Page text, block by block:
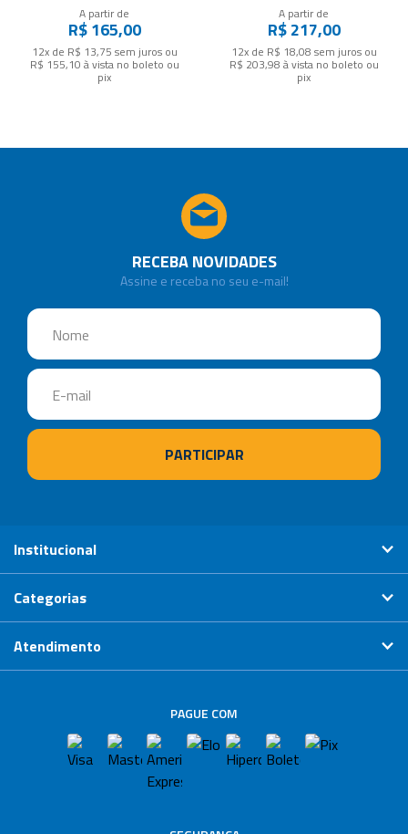
A partir de
R$ 165,00
12x de R$ 13,75 sem jurosou
R$ 155,10 à vista no boleto ou
pix
A partir de
R$ 217,00
12x de R$ 18,08 sem jurosou
R$ 203,98 à vista no boleto ou
pix
RECEBA NOVIDADES
Assine e receba no seu e-mail!
Institucional
Categorias
Atendimento
PAGUE COM